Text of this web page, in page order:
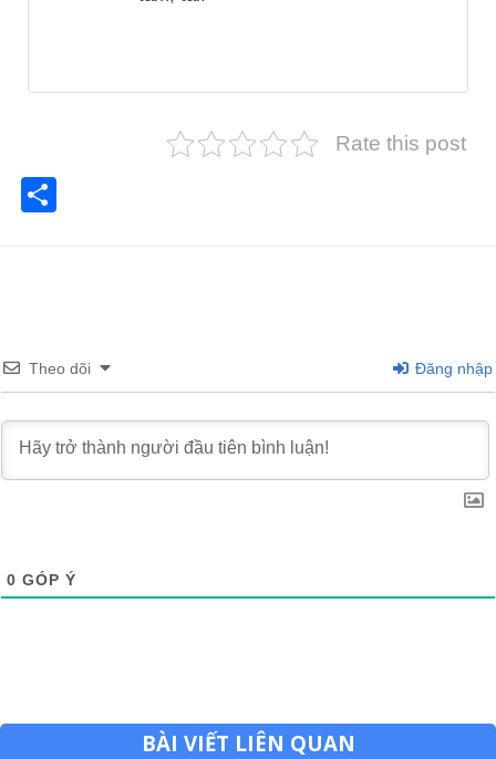
Rate this post
Theo dõi Đăng nhập
0 GÓP Ý
BÀI VIẾT LIÊN QUAN